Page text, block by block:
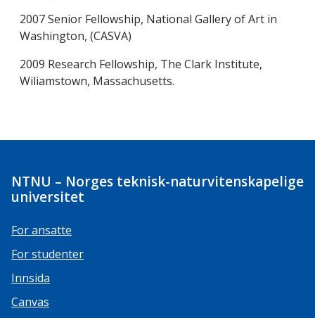
2007 Senior Fellowship, National Gallery of Art in
Washington, (CASVA)
2009 Research Fellowship, The Clark Institute,
Wiliamstown, Massachusetts.
NTNU – Norges teknisk-naturvitenskapelige
universitet
For ansatte
For studenter
Innsida
Canvas